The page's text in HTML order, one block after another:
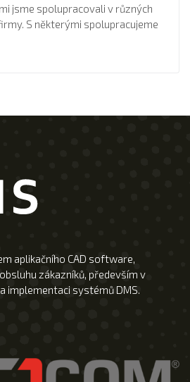
jsme spolupracovali v různých
S některými spolupracujeme
aplikačního CAD software,
zákazníků, především v
implementaci systémů DMS.